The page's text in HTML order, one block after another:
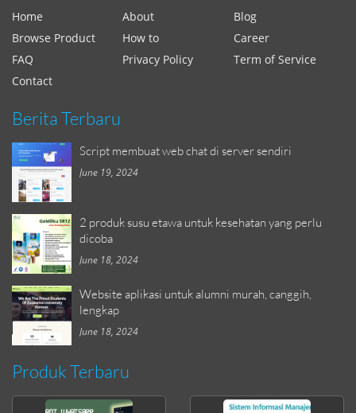
Home About
Blog
Browse Product
How to
Career
FAQ
Privacy Policy
Term of Service
Contact
Berita Terbaru
Script membuat web chat di server sendiri
June 19, 2024
2 produk susu etawa untuk kesehatan yang perlu
dicoba
June 18, 2024
Website aplikasi untuk alumni murah, canggih,
lengkap
June 18, 2024
Produk Terbaru